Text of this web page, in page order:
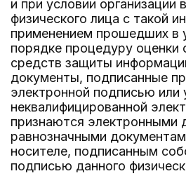
и при условии организации
физического лица с такой
применением прошедших в
порядке процедуру оценки
средств защиты
документы, подписанные
электронной подписью или
неквалифицированной
признаются электронными
равнозначными
носителе, подписанным
подписью данного